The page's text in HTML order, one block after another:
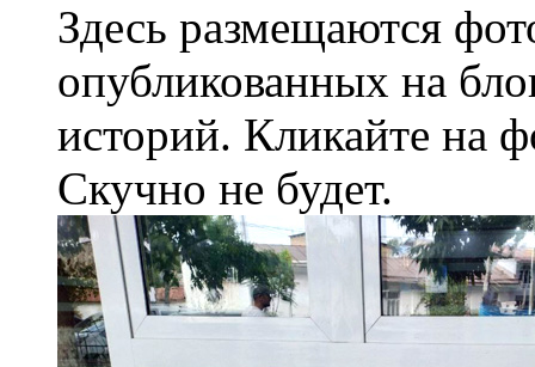
Здесь размещаются
опубликованных на
историй. Кликайте на
Скучно не будет.